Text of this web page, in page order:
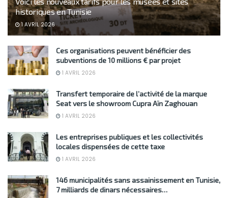
historiques en Tunisie
1 AVRIL 2026
Ces organisations peuvent bénéficier des
subventions de 10 millions € par projet
1 AVRIL 2026
Transfert temporaire de l’activité de la marque
Seat vers le showroom Cupra Aïn Zaghouan
1 AVRIL 2026
Les entreprises publiques et les collectivités
locales dispensées de cette taxe
1 AVRIL 2026
146 municipalités sans assainissement en Tunisie,
7 milliards de dinars nécessaires…